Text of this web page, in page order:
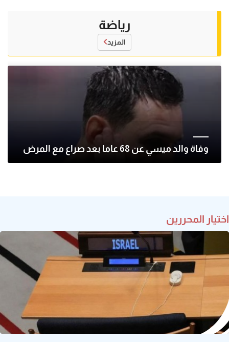
رياضة
المزيد
وفاة والد ميسي عن 68 عاما بعد صراع مع المرض
اختيار المحررين